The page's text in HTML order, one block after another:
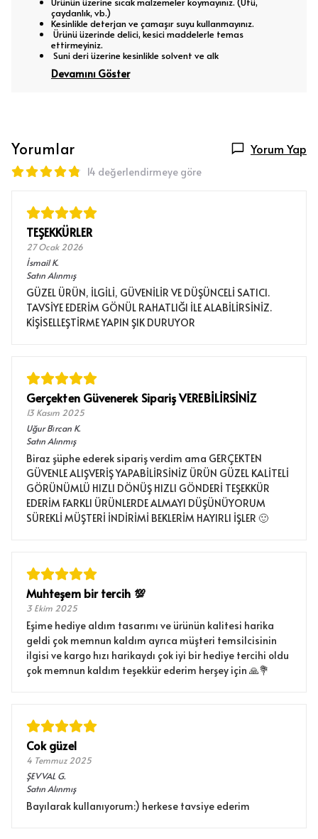
çaydanlık, vb.)
Kesinlikle deterjan ve çamaşır suyu kullanmayınız.
Ürünü üzerinde delici, kesici maddelerle temas
ettirmeyiniz.
Suni deri üzerine kesinlikle solvent ve alk
Devamını Göster
Yorumlar Yorum Yap
14 değerlendirmeye göre
TEŞEKKÜRLER
27 Ocak 2026
İsmailK.
Satın Alınmış
GÜZEL ÜRÜN, İLGİLİ, GÜVENİLİR VE DÜŞÜNCELİ SATICI.
TAVSİYE EDERİM GÖNÜL RAHATLIĞI İLE ALABİLİRSİNİZ.
KİŞİSELLEŞTİRME YAPIN ŞIK DURUYOR
Gerçekten Güvenerek Sipariş VEREBİLİRSİNİZ
13 Kasım 2025
Uğur Bi̇rcan K.
Satın Alınmış
Biraz şüphe ederek sipariş verdim ama GERÇEKTEN
GÜVENLE ALIŞVERİŞ YAPABİLİRSİNİZ ÜRÜN GÜZEL KALİTELİ
GÖRÜNÜMLÜ HIZLI DÖNÜŞ HIZLI GÖNDERİ TEŞEKKÜR
EDERİM FARKLI ÜRÜNLERDE ALMAYI DÜŞÜNÜYORUM
SÜREKLİ MÜŞTERİ İNDİRİMİ BEKLERİM HAYIRLI İŞLER 🙂
Muhteşem bir tercih 💯
3 Ekim 2025
Eşime hediye aldım tasarımı ve ürünün kalitesi harika
geldi çok memnun kaldım ayrıca müşteri temsilcisinin
ilgisi ve kargo hızı harikaydı çok iyi bir hediye tercihi oldu
çok memnun kaldım teşekkür ederim herşey için 🙏💐
Cok güzel
4 Temmuz 2025
ŞEVVAL G.
Satın Alınmış
Bayılarak kullanıyorum:) herkese tavsiye ederim